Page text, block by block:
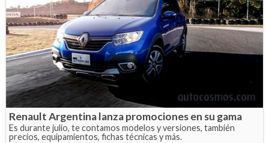
Renault Argentina lanza promociones en su gama
Es durante julio, te contamos modelos y versiones, también
precios, equipamientos, fichas técnicas y más.